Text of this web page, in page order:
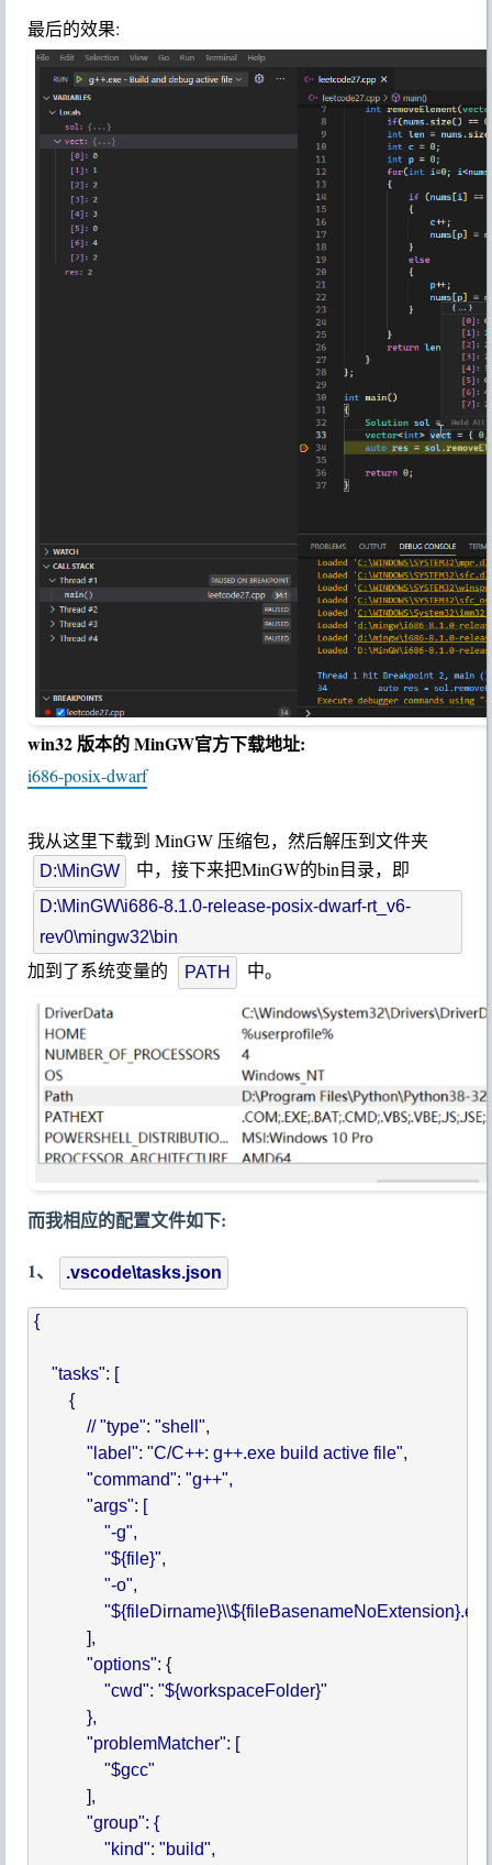
最后的效果:
win32 版本的 MinGW官方下载地址:
i686-posix-dwarf
我从这里下载到 MinGW 压缩包，然后解压到文件夹
D:\MinGW 中，接下来把MinGW的bin目录，即
D:\MinGW\i686-8.1.0-release-posix-dwarf-rt_v6-
rev0\mingw32\bin
加到了系统变量的 PATH 中。
而我相应的配置文件如下:
1、
.vscode\tasks.json
{
    "tasks": [
        {
            // "type": "shell",
            "label": "C/C++: g++.exe build active file",
            "command": "g++",
            "args": [
                "-g",
                "${file}",
                "-o",
            ],
            "options": {
                "cwd": "${workspaceFolder}"
            },
            "problemMatcher": [
                "$gcc"
            ],
            "group": {
                "kind": "build",